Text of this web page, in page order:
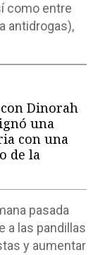
como entre
antidrogas),
Dinorah
una
con una
de la
pasada
a las pandillas
y aumentar